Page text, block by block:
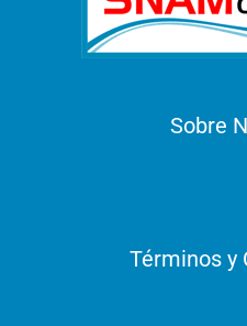
Sobre
Términos y